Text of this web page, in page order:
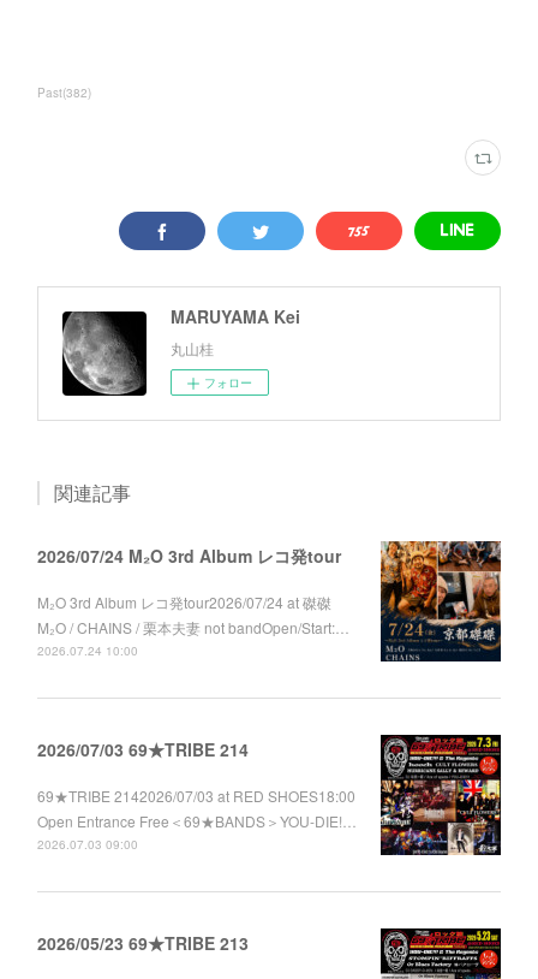
Past(382)
MARUYAMA Kei
丸山桂
フォロー
関連記事
2026/07/24 M₂O 3rd Album レコ発tour
M₂O 3rd Album レコ発tour2026/07/24 at 磔磔
M₂O / CHAINS / 栗本夫妻 not bandOpen/Start:…
2026.07.24 10:00
2026/07/03 69★TRIBE 214
69★TRIBE 2142026/07/03 at RED SHOES18:00
Open Entrance Free＜69★BANDS＞YOU-DIE!…
2026.07.03 09:00
2026/05/23 69★TRIBE 213